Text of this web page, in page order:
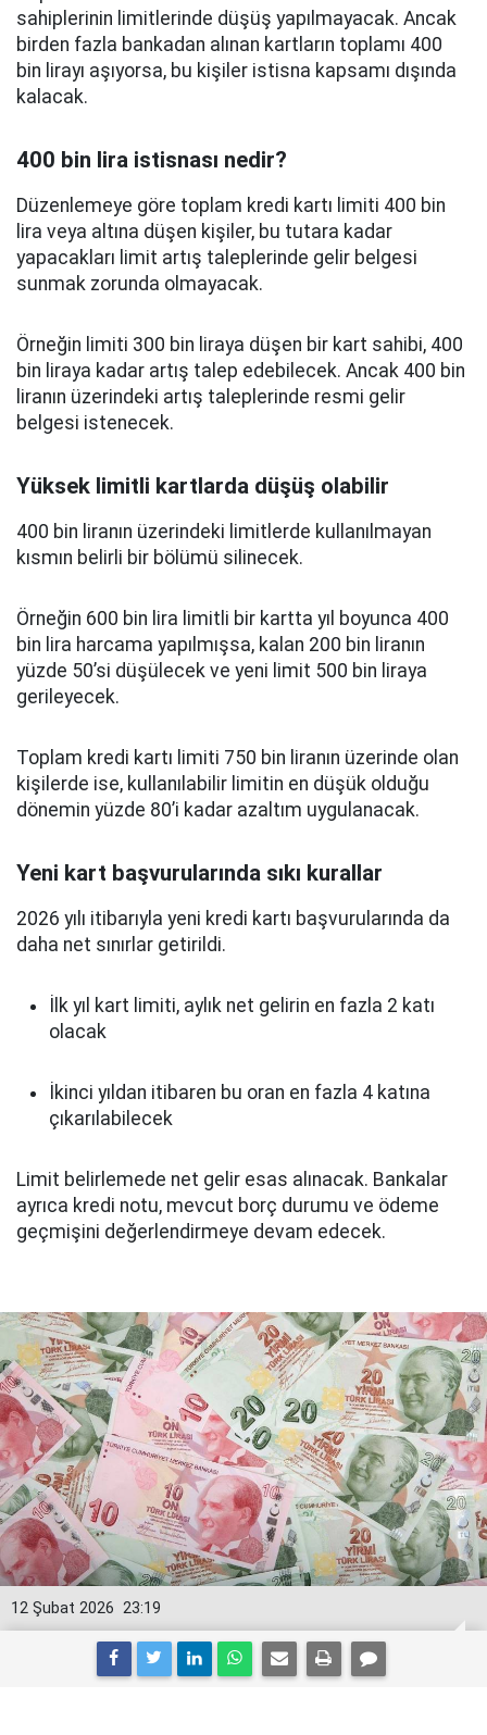
sahiplerinin limitlerinde düşüş yapılmayacak. Ancak
birden fazla bankadan alınan kartların toplamı 400
bin lirayı aşıyorsa, bu kişiler istisna kapsamı dışında
kalacak.
400 bin lira istisnası nedir?
Düzenlemeye göre toplam kredi kartı limiti 400 bin
lira veya altına düşen kişiler, bu tutara kadar
yapacakları limit artış taleplerinde gelir belgesi
sunmak zorunda olmayacak.
Örneğin limiti 300 bin liraya düşen bir kart sahibi, 400
bin liraya kadar artış talep edebilecek. Ancak 400 bin
liranın üzerindeki artış taleplerinde resmi gelir
belgesi istenecek.
Yüksek limitli kartlarda düşüş olabilir
400 bin liranın üzerindeki limitlerde kullanılmayan
kısmın belirli bir bölümü silinecek.
Örneğin 600 bin lira limitli bir kartta yıl boyunca 400
bin lira harcama yapılmışsa, kalan 200 bin liranın
yüzde 50’si düşülecek ve yeni limit 500 bin liraya
gerileyecek.
Toplam kredi kartı limiti 750 bin liranın üzerinde olan
kişilerde ise, kullanılabilir limitin en düşük olduğu
dönemin yüzde 80’i kadar azaltım uygulanacak.
Yeni kart başvurularında sıkı kurallar
2026 yılı itibarıyla yeni kredi kartı başvurularında da
daha net sınırlar getirildi.
İlk yıl kart limiti, aylık net gelirin en fazla 2 katı
olacak
İkinci yıldan itibaren bu oran en fazla 4 katına
çıkarılabilecek
Limit belirlemede net gelir esas alınacak. Bankalar
ayrıca kredi notu, mevcut borç durumu ve ödeme
geçmişini değerlendirmeye devam edecek.
23:19
12 Şubat 2026